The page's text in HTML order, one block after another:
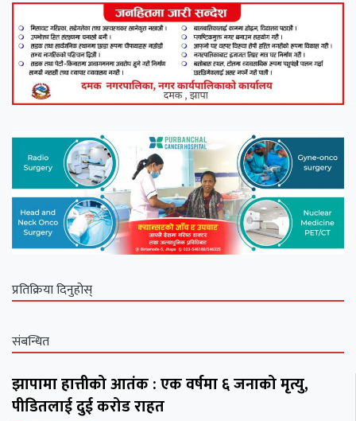
प्रतिक्रिया दिनुहोस्
संबन्धित
झापामा हात्तीको आतंक : एक वर्षमा ६ जनाको मृत्यु,
पीडितलाई दुई करोड राहत